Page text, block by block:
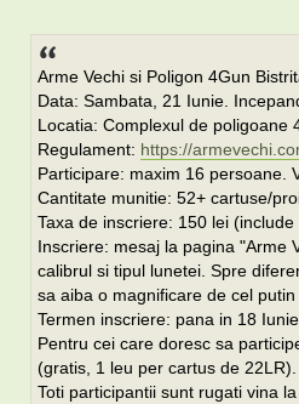
Arme Vechi si Poligon 4Gun
Data: Sambata, 21 Iunie.
Locatia: Complexul de poligoane
Regulament: https://
Participare: maxim 16 persoane.
Cantitate munitie: 52+ cartuse/
Taxa de inscriere: 150 lei
Inscriere: mesaj la pagina "Arme
calibrul si tipul lunetei. Spre
sa aiba o magnificare de cel
Termen inscriere: pana in 18 Iunie
Pentru cei care doresc sa
(gratis, 1 leu per cartus de 22LR).
Toti participantii sunt rugati vina